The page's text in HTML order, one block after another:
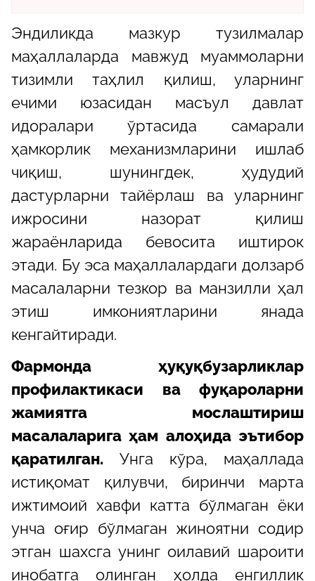
Эндиликда мазкур тузилмалар
маҳаллаларда мавжуд муаммоларни
тизимли таҳлил қилиш, уларнинг
ечими юзасидан масъул давлат
идоралари ўртасида самарали
ҳамкорлик механизмларини ишлаб
чиқиш, шунингдек, ҳудудий
дастурларни тайёрлаш ва уларнинг
ижросини назорат қилиш
жараёнларида бевосита иштирок
этади. Бу эса маҳаллалардаги долзарб
масалаларни тезкор ва манзилли ҳал
этиш имкониятларини янада
кенгайтиради.
Фармонда ҳуқуқбузарликлар
профилактикаси ва фуқароларни
жамиятга мослаштириш
масалаларига ҳам алоҳида эътибор
қаратилган. Унга кўра, маҳаллада
истиқомат қилувчи, биринчи марта
ижтимоий хавфи катта бўлмаган ёки
унча оғир бўлмаган жиноятни содир
этган шахсга унинг оилавий шароити
инобатга олинган ҳолда енгиллик